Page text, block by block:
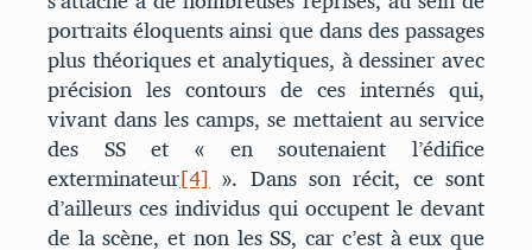
portraits éloquents ainsi que dans des passages
plus théoriques et analytiques, à dessiner avec
précision les contours de ces internés qui,
vivant dans les camps, se mettaient au service
des SS et « en soutenaient l’édifice
exterminateur[4] ». Dans son récit, ce sont
d’ailleurs ces individus qui occupent le devant
de la scène, et non les SS, car c’est à eux que